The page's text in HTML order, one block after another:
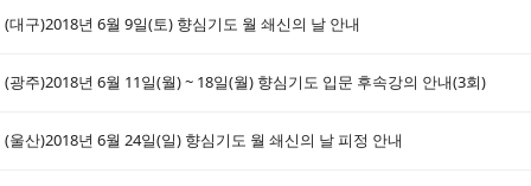
(대구)2018년 6월 9일(토) 향심기도 월 쇄신의 날 안내
(광주)2018년 6월 11일(월) ~ 18일(월) 향심기도 입문 후속강의 안내(3회)
(울산)2018년 6월 24일(일) 향심기도 월 쇄신의 날 피정 안내